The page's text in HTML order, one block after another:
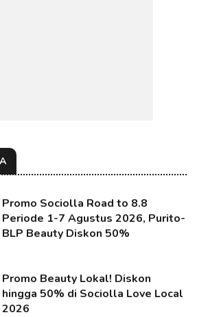
Promo Sociolla Road to 8.8
Periode 1-7 Agustus 2026, Purito-
BLP Beauty Diskon 50%
Promo Beauty Lokal! Diskon
hingga 50% di Sociolla Love Local
2026